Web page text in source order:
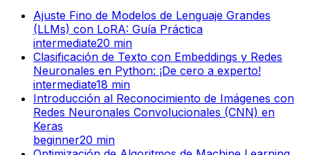
Ajuste Fino de Modelos de Lenguaje Grandes
(LLMs) con LoRA: Guía Práctica
intermediate20 min
Clasificación de Texto con Embeddings y Redes
Neuronales en Python: ¡De cero a experto!
intermediate18 min
Introducción al Reconocimiento de Imágenes con
Redes Neuronales Convolucionales (CNN) en
Keras
beginner20 min